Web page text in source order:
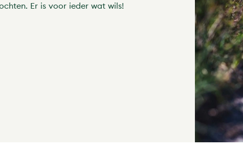
Er is voor ieder wat wils!